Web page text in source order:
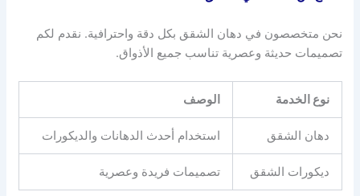
نحن متخصصون في دهان الشقق بكل دقة واحترافية. نقدم لكم
تصميمات حديثة وعصرية تناسب جميع الأذواق.
نوع الخدمة الوصف
دهان الشقق استخدام أحدث الدهانات والديكورات
ديكورات الشقق تصميمات فريدة وعصرية